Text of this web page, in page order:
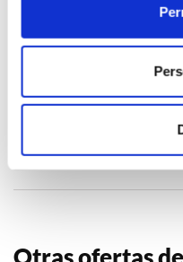
La imagen del coche
ofertado. Los datos y la
efectos informativos no